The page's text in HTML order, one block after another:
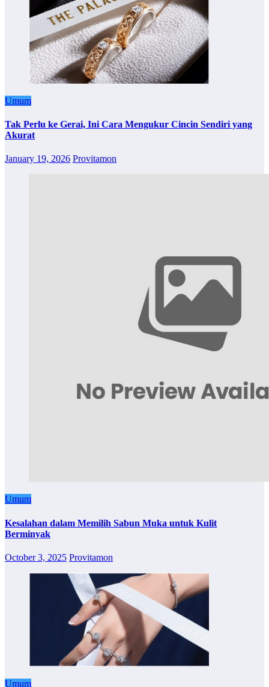
Umum
Tak Perlu ke Gerai, Ini Cara Mengukur Cincin Sendiri yang
Akurat
January 19, 2026 Provitamon
Umum
Kesalahan dalam Memilih Sabun Muka untuk Kulit
Berminyak
October 3, 2025 Provitamon
Umum